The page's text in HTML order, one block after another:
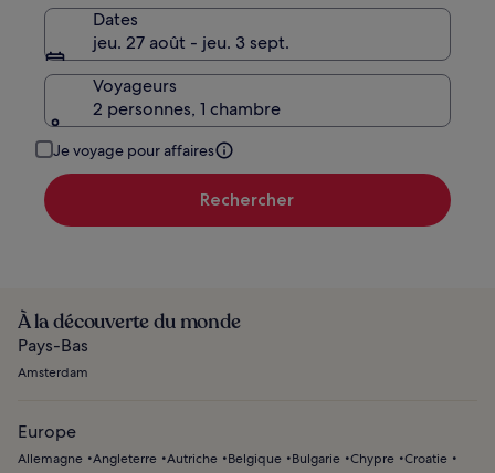
Dates
jeu. 27 août - jeu. 3 sept.
Voyageurs
2 personnes, 1 chambre
Je voyage pour affaires
Rechercher
À la découverte du monde
Pays-Bas
Amsterdam
Europe
Allemagne Angleterre Autriche Belgique Bulgarie Chypre Croatie